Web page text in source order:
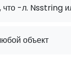
что -л. Nsstring
объект